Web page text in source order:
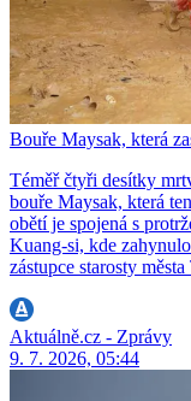
Bouře Maysak, která
Téměř čtyři desítky
bouře Maysak, která
obětí je spojená s
Kuang-si, kde
zástupce starosty
Aktuálně.cz - Zprávy
9. 7. 2026, 05:44